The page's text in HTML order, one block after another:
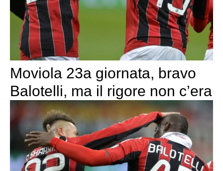
Moviola 23a giornata, bravo
Balotelli, ma il rigore non c’era